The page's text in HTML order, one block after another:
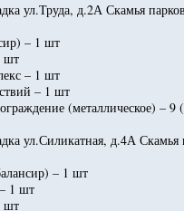
ул.Труда, д.2А Скамья
– 1 шт
шт
– 1 шт
– 1 шт
(металлическое) – 9
ул.Силикатная, д.4А Скамья
– 1 шт
1 шт
шт